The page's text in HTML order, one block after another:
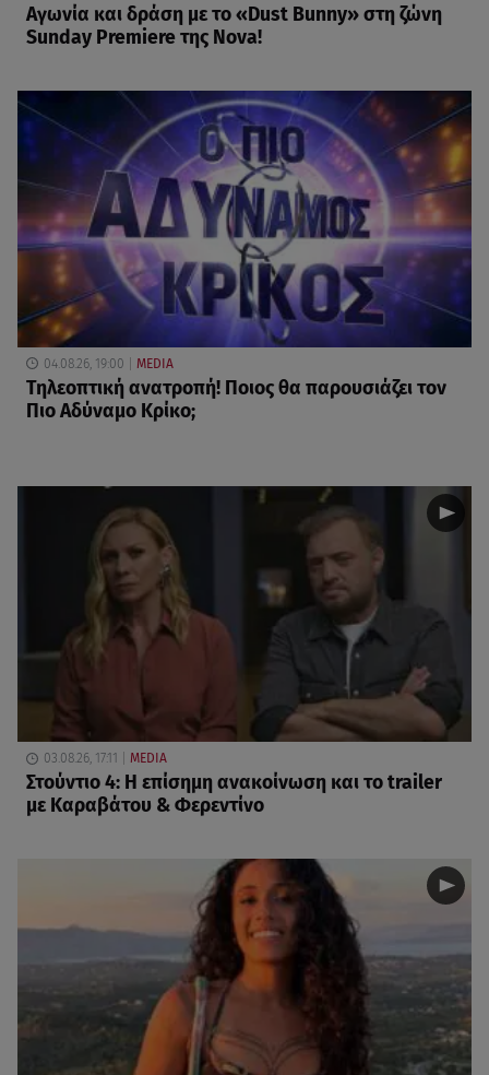
Αγωνία και δράση με το «Dust Bunny» στη ζώνη
Sunday Premiere της Nova!
04.08.26, 19:00 MEDIA
Τηλεοπτική ανατροπή! Ποιος θα παρουσιάζει τον
Πιο Αδύναμο Κρίκο;
03.08.26, 17:11 MEDIA
Στούντιο 4: Η επίσημη ανακοίνωση και το trailer
με Καραβάτου & Φερεντίνο